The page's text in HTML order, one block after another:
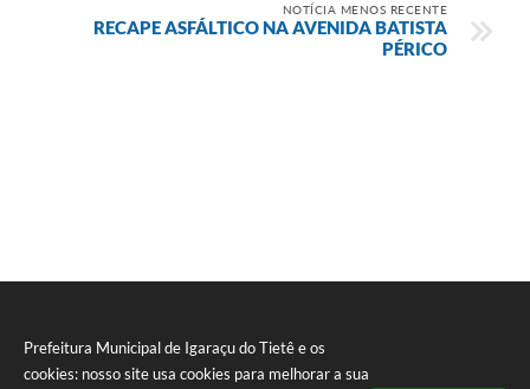
Prefeitura Municipal de Igaraçu do Tietê e os
cookies: nosso site usa cookies para melhorar a sua
NOTÍCIA MENOS RECENTE
RECAPE ASFÁLTICO NA AVENIDA BATISTA
PÉRICO